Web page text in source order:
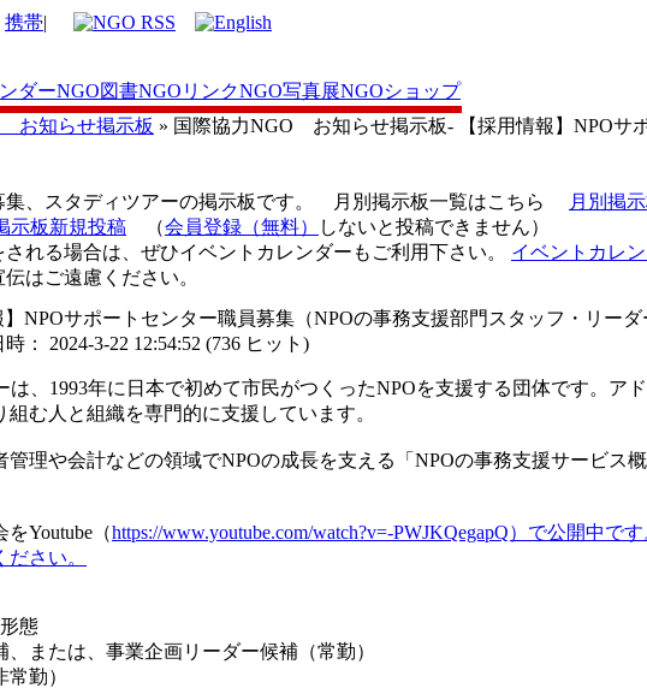
携帯|
ダーNGO図書NGOリンクNGO写真展NGOショップ
お知らせ掲示板 » 国際協力NGO お知らせ掲示板- 【採用情報】NPOサ
集、スタディツアーの掲示板です。 月別掲示板一覧はこちら
月別掲
示板新規投稿 （会員登録（無料）
しないと投稿できません）
れる場合は、ぜひイベントカレンダーもご利用下さい。 イベントカレ
はご遠慮ください。
】NPOサポートセンター職員募集（NPOの事務支援部門スタッフ・リー
： 2024-3-22 12:54:52 (736 ヒット )
は、1993年に日本で初めて市民がつくったNPOを支援する団体です。
む人と組織を専門的に支援しています。
管理や会計などの領域でNPOの成長を支える「NPOの事務支援サービス
Youtube（https://www.youtube.com/watch?v=-PWJKQegapQ）で公開中
さい。
態
、または、事業企画リーダー候補（常勤）
勤）